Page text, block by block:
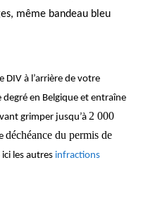
même bandeau bleu
DIV à l’arrière de votre
en Belgique et entraîne
grimper jusqu’à 2 000
déchéance du permis de
les autres infractions